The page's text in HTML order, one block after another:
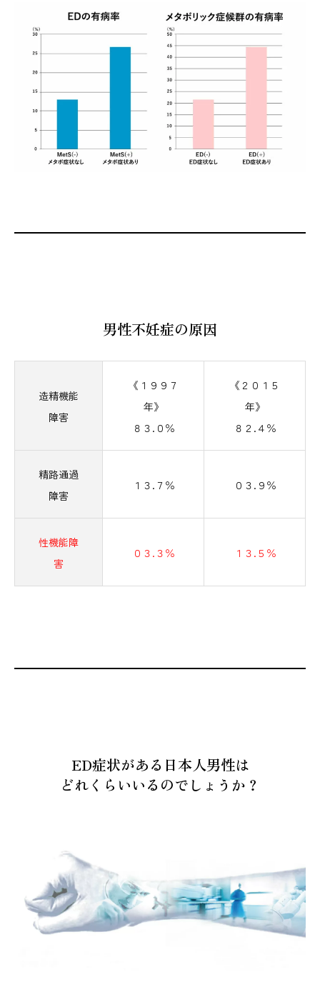
男性不妊症の原因
造精機能
障害
《１９９７
年》
８３.０％
《２０１５
年》
８２.４％
精路通過
障害
１３.７％ ０３.９％
性機能障
害
０３.３％ １３.５％
ED症状がある日本人男性は
どれくらいいるのでしょうか？